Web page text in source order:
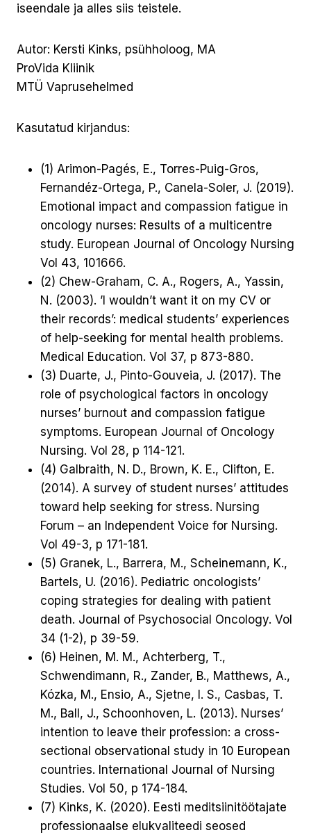
iseendale ja alles siis teistele.
Autor: Kersti Kinks, psühholoog, MA
ProVida Kliinik
MTÜ Vaprusehelmed
Kasutatud kirjandus:
(1) Arimon-Pagés, E., Torres-Puig-Gros,
Fernandéz-Ortega, P., Canela-Soler, J. (2019).
Emotional impact and compassion fatigue in
oncology nurses: Results of a multicentre
study. European Journal of Oncology Nursing
Vol 43, 101666.
(2) Chew-Graham, C. A., Rogers, A., Yassin,
N. (2003). ’I wouldn’t want it on my CV or
their records’: medical students’ experiences
of help-seeking for mental health problems.
Medical Education. Vol 37, p 873-880.
(3) Duarte, J., Pinto-Gouveia, J. (2017). The
role of psychological factors in oncology
nurses’ burnout and compassion fatigue
symptoms. European Journal of Oncology
Nursing. Vol 28, p 114-121.
(4) Galbraith, N. D., Brown, K. E., Clifton, E.
(2014). A survey of student nurses’ attitudes
toward help seeking for stress. Nursing
Forum – an Independent Voice for Nursing.
Vol 49-3, p 171-181.
(5) Granek, L., Barrera, M., Scheinemann, K.,
Bartels, U. (2016). Pediatric oncologists’
coping strategies for dealing with patient
death. Journal of Psychosocial Oncology. Vol
34 (1-2), p 39-59.
(6) Heinen, M. M., Achterberg, T.,
Schwendimann, R., Zander, B., Matthews, A.,
Kózka, M., Ensio, A., Sjetne, I. S., Casbas, T.
M., Ball, J., Schoonhoven, L. (2013). Nurses’
intention to leave their profession: a cross-
sectional observational study in 10 European
countries. International Journal of Nursing
Studies. Vol 50, p 174-184.
(7) Kinks, K. (2020). Eesti meditsiinitöötajate
professionaalse elukvaliteedi seosed